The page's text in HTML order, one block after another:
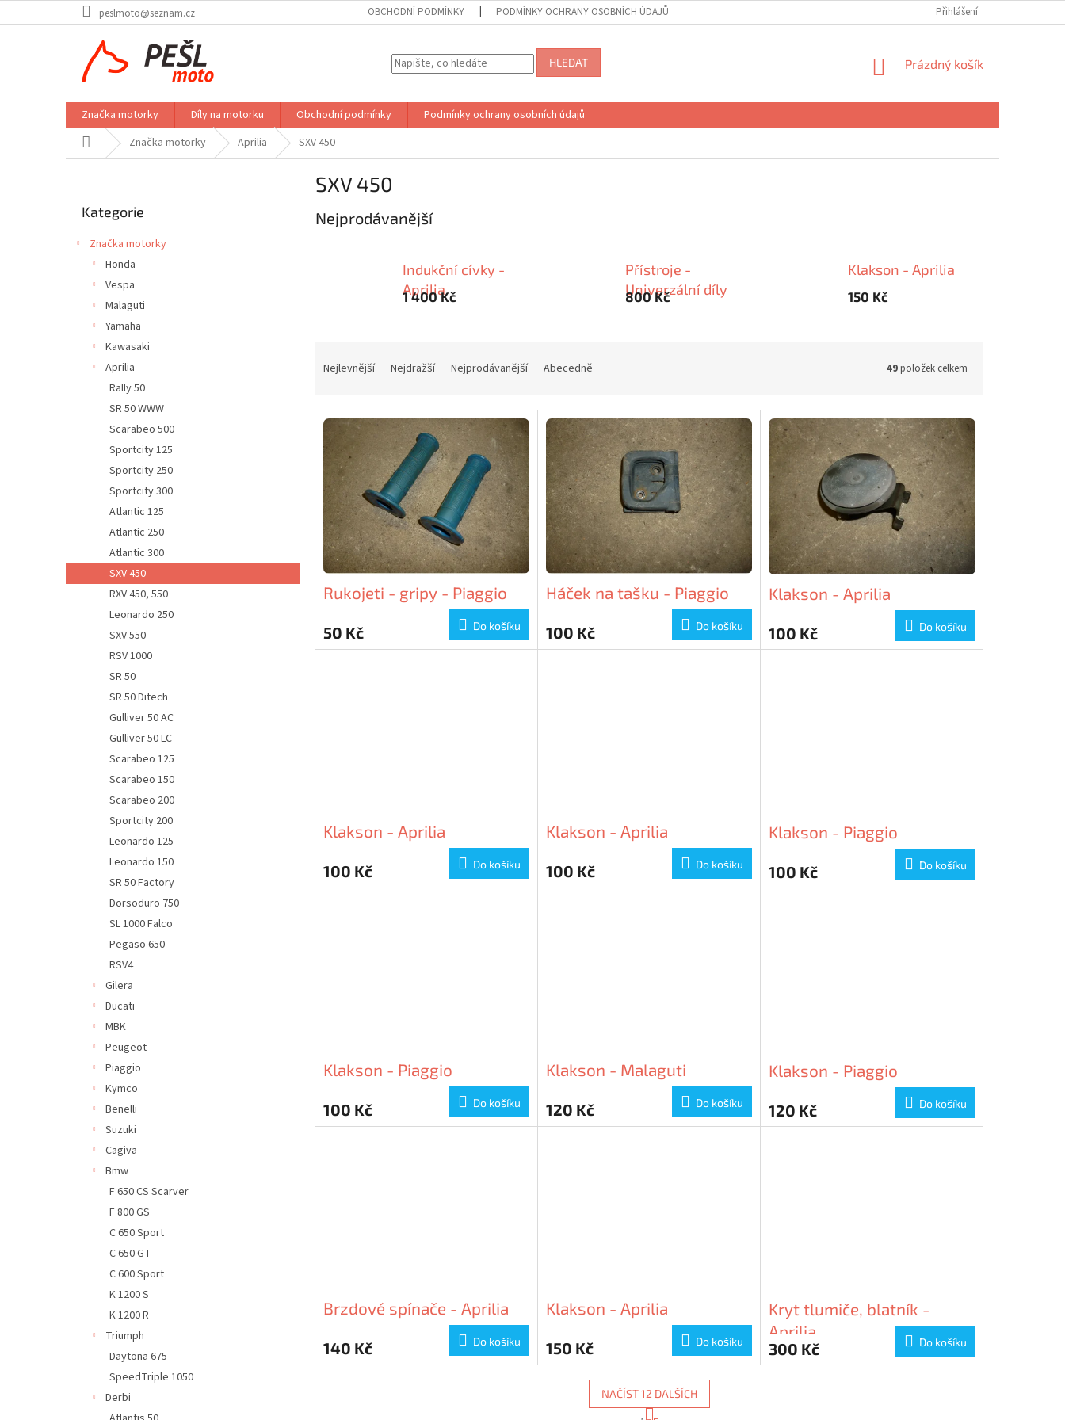
na
peslmoto@seznam.cz OBCHODNÍ PODMÍNKY PODMÍNKY OCHRANY OSOBNÍCH ÚDAJŮ Přihlášení
HLEDAT
NÁKUPNÍ
Prázdný košík
Značka motorky Díly na motorku Obchodní podmínky
Podmínky ochrany osobních údajů
Domů Značka motorky Aprilia SXV 450
kategorie
Kategorie
Značka motorky
Honda
Vespa
Malaguti
Yamaha
Kawasaki
Aprilia
Rally 50
SR 50 WWW
Scarabeo 500
Sportcity 125
Sportcity 250
Sportcity 300
Atlantic 125
Atlantic 250
Atlantic 300
SXV 450
RXV 450, 550
Leonardo 250
SXV 550
RSV 1000
SR 50
SR 50 Ditech
Gulliver 50 AC
Gulliver 50 LC
Scarabeo 125
Scarabeo 150
Scarabeo 200
Sportcity 200
Leonardo 125
Leonardo 150
SR 50 Factory
Dorsoduro 750
SL 1000 Falco
Pegaso 650
RSV4
Gilera
Ducati
MBK
Peugeot
Piaggio
Kymco
Benelli
Suzuki
Cagiva
Bmw
F 650 CS Scarver
F 800 GS
C 650 Sport
C 650 GT
C 600 Sport
K 1200 S
K 1200 R
Triumph
Daytona 675
SpeedTriple 1050
Derbi
SXV 450
Nejprodávanější
Indukční cívky -
Aprilia
1 400 Kč
Přístroje -
Univerzální díly
800 Kč
Klakson - Aprilia
150 Kč
n
p
Nejlevnější Nejdražší Nejprodávanější Abecedně 49položek celkem
V
p
p
Rukojeti - gripy - Piaggio
50 Kč Do košíku
Háček na tašku - Piaggio
100 Kč Do košíku
Klakson - Aprilia
100 Kč Do košíku
Klakson - Aprilia
100 Kč Do košíku
Klakson - Aprilia
100 Kč Do košíku
Klakson - Piaggio
100 Kč Do košíku
Klakson - Piaggio
100 Kč Do košíku
Klakson - Malaguti
120 Kč Do košíku
Klakson - Piaggio
120 Kč Do košíku
Brzdové spínače - Aprilia
140 Kč Do košíku
Klakson - Aprilia
150 Kč Do košíku
Kryt tlumiče, blatník -
Aprilia
300 Kč Do košíku
NAČÍST 12 DALŠÍCH